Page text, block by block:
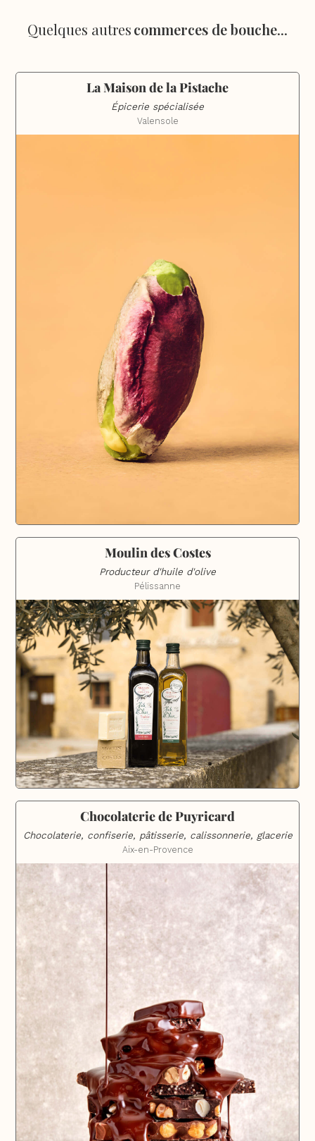
Quelques autrescommerces de bouche...
La Maison de la Pistache
Épicerie spécialisée
Valensole
Moulin des Costes
Producteur d'huile d'olive
Pélissanne
Chocolaterie de Puyricard
Chocolaterie, confiserie, pâtisserie, calissonnerie, glacerie
Aix-en-Provence